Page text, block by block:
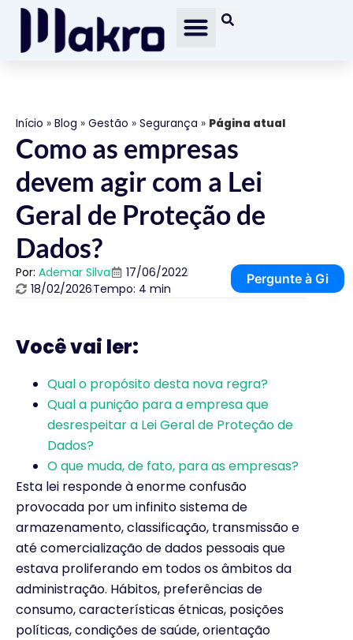
Início » Blog » Gestão » Segurança » Página atual
Como as empresas
devem agir com a Lei
Geral de Proteção de
Dados?
Por: Ademar Silva
17/06/2022
18/02/2026Tempo: 4 min
Pergunte à Gi
Você vai ler:
Qual o propósito desta nova regra?
Qual a punição para a empresa que
desrespeitar a Lei Geral de Proteção de
Dados?
O que muda, de fato, para as empresas?
Esta lei responde à enorme confusão
provocada por um infinito sistema de
armazenamento, classificação, transmissão e
até comercialização de dados pessoais que
estava proliferando em todos os âmbitos da
administração. Hábitos, preferências de
consumo, características étnicas, posições
políticas, condições de saúde, orientação